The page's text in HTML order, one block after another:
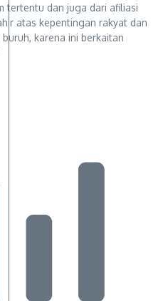
tertentu dan juga dari afiliasi
atas kepentingan rakyat dan
karena ini berkaitan